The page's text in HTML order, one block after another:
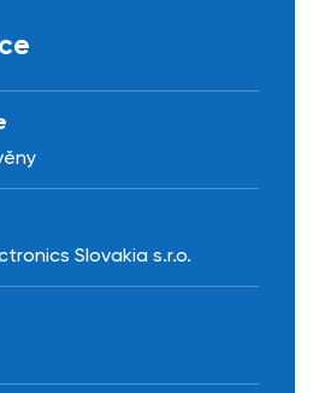
Slovakia s.r.o.